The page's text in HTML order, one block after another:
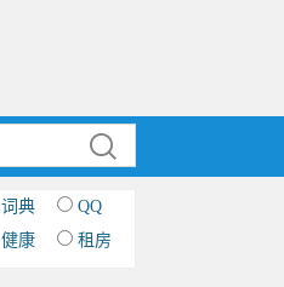
词典
QQ
健康 租房